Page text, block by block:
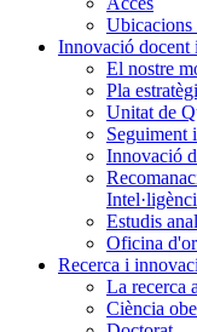
Ubicacions
Innovació docent
El nostre
Pla
Unitat de
Seguiment
Innovació
Estudis
Oficina
Recerca i
La recerca
Ciència